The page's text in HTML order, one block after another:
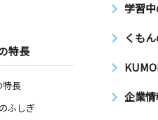
特長
特長
ふしぎ
学習
くも
企業